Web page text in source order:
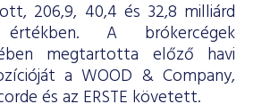
206,9, 40,4 és 32,8 milliárd
A brókercégek
megtartotta előző havi
a WOOD & Company,
és az ERSTE követett.